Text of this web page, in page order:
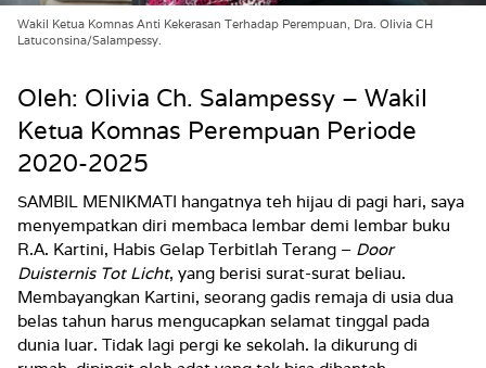
Wakil Ketua Komnas Anti Kekerasan Terhadap Perempuan, Dra. Olivia CH
Latuconsina/Salampessy.
Oleh: Olivia Ch. Salampessy – Wakil
Ketua Komnas Perempuan Periode
2020-2025
SAMBIL MENIKMATI hangatnya teh hijau di pagi hari, saya
menyempatkan diri membaca lembar demi lembar buku
R.A. Kartini, Habis Gelap Terbitlah Terang – Door
Duisternis Tot Licht, yang berisi surat-surat beliau.
Membayangkan Kartini, seorang gadis remaja di usia dua
belas tahun harus mengucapkan selamat tinggal pada
dunia luar. Tidak lagi pergi ke sekolah. Ia dikurung di